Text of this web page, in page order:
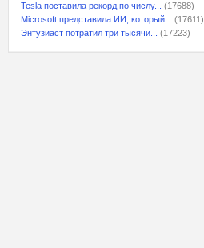
Tesla поставила рекорд по числу...
(17688)
Microsoft представила ИИ, который...
(17611)
Энтузиаст потратил три тысячи...
(17223)